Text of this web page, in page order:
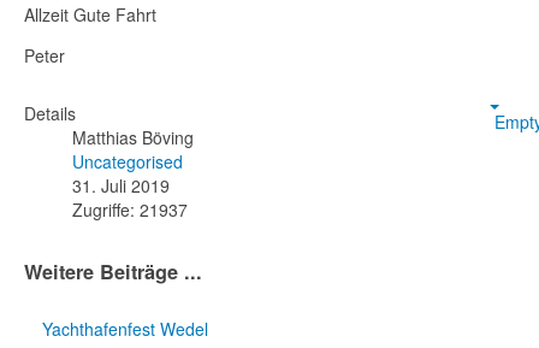
Allzeit Gute Fahrt
Peter
Details
Matthias Böving
Uncategorised
31. Juli 2019
Zugriffe: 21937
Weitere Beiträge ...
Yachthafenfest Wedel